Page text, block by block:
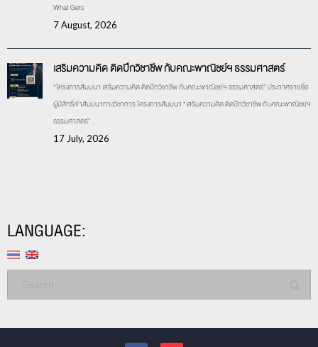
What Gets
7 August, 2026
เสริมความคิด ติดปีกวิชาชีพ กับคณะพาณิชย์ฯ ธรรมศาสตร์
“โครงการสัมมนา เสริมความคิด ติดปีกวิชาชีพ กับคณะพาณิชย์ฯ ธรรมศาสตร์” ประกาศรายชื่อ
ผู้มีสิทธิ์เข้าสัมมนาทางวิชาการ โครงการสัมมนา “เสริมความคิด ติดปีกวิชาชีพ กับคณะพาณิชย์ฯ
ธรรมศาสตร์” .
17 July, 2026
LANGUAGE: